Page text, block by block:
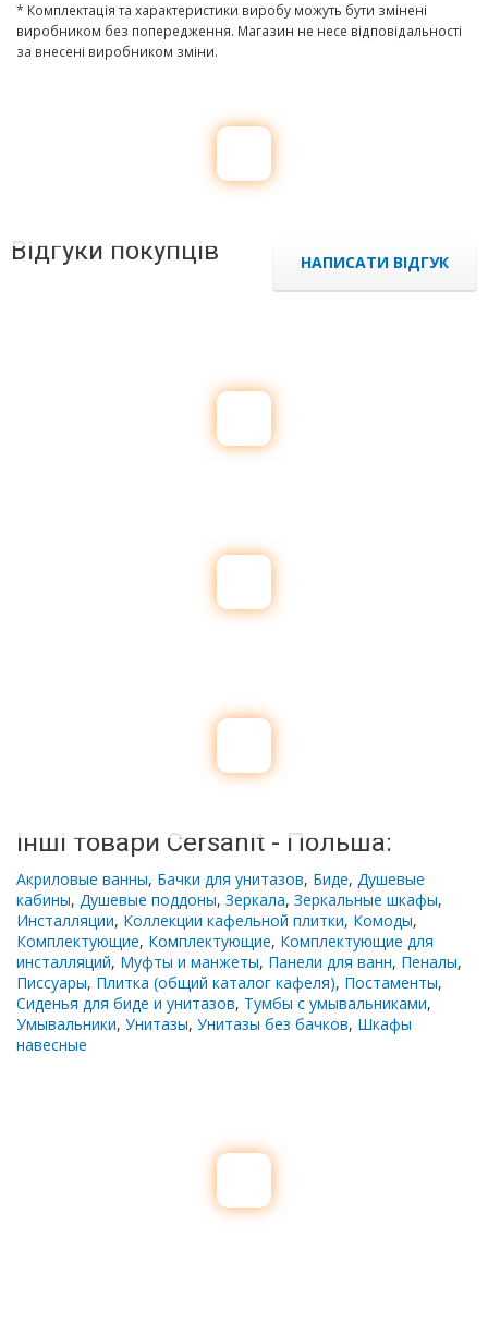
* Комплектація та характеристики виробу можуть бути змінені
виробником без попередження. Магазин не несе відповідальності
за внесені виробником зміни.
Відгуки покупців НАПИСАТИ ВІДГУК
Інші товари Cersanit - Польша:
Акриловые ванны, Бачки для унитазов, Биде, Душевые
кабины, Душевые поддоны, Зеркала, Зеркальные шкафы,
Инсталляции, Коллекции кафельной плитки, Комоды,
Комплектующие, Комплектующие, Комплектующие для
инсталляций, Муфты и манжеты, Панели для ванн, Пеналы,
Писсуары, Плитка (общий каталог кафеля), Постаменты,
Сиденья для биде и унитазов, Тумбы с умывальниками,
Умывальники, Унитазы, Унитазы без бачков, Шкафы
навесные